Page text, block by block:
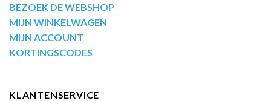
BEZOEK DE WEBSHOP
MIJN WINKELWAGEN
MIJN ACCOUNT
KORTINGSCODES
KLANTENSERVICE